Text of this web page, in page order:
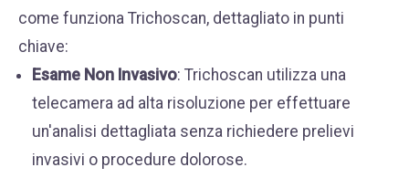
come funziona Trichoscan, dettagliato in punti
chiave:
Esame Non Invasivo: Trichoscan utilizza una
telecamera ad alta risoluzione per effettuare
un'analisi dettagliata senza richiedere prelievi
invasivi o procedure dolorose.